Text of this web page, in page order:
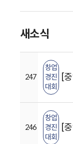
새소식
247
창업
경진
대회
246
창업
경진
대회